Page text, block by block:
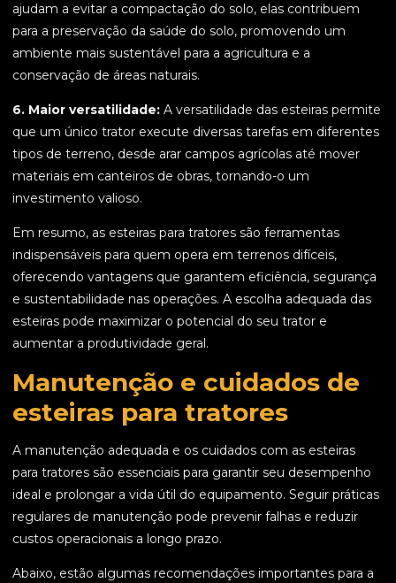
ajudam a evitar a compactação do solo, elas contribuem
para a preservação da saúde do solo, promovendo um
ambiente mais sustentável para a agricultura e a
conservação de áreas naturais.
6. Maior versatilidade: A versatilidade das esteiras permite
que um único trator execute diversas tarefas em diferentes
tipos de terreno, desde arar campos agrícolas até mover
materiais em canteiros de obras, tornando-o um
investimento valioso.
Em resumo, as esteiras para tratores são ferramentas
indispensáveis para quem opera em terrenos difíceis,
oferecendo vantagens que garantem eficiência, segurança
e sustentabilidade nas operações. A escolha adequada das
esteiras pode maximizar o potencial do seu trator e
aumentar a produtividade geral.
Manutenção e cuidados de
esteiras para tratores
A manutenção adequada e os cuidados com as esteiras
para tratores são essenciais para garantir seu desempenho
ideal e prolongar a vida útil do equipamento. Seguir práticas
regulares de manutenção pode prevenir falhas e reduzir
custos operacionais a longo prazo.
Abaixo, estão algumas recomendações importantes para a